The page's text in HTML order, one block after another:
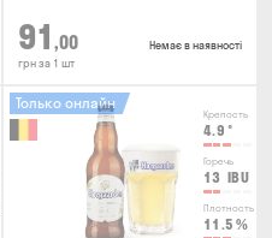
91 ,00
грн за 1 шт
Немає в наявності
Крепость
4.9 °
Горечь
13 IBU
Плотность
11.5 %
Только онлайн